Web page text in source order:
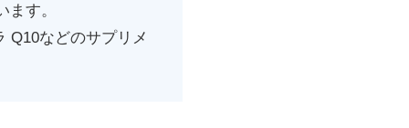
す。
Q10などのサプリメ